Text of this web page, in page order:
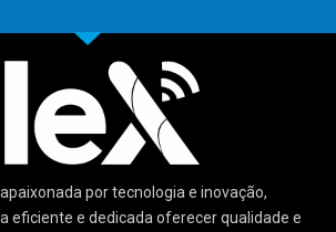
por tecnologia e inovação,
eficiente e dedicada oferecer qualidade e